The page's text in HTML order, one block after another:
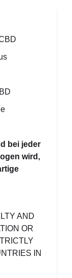
bei jeder
wird,
AND
OR
IN